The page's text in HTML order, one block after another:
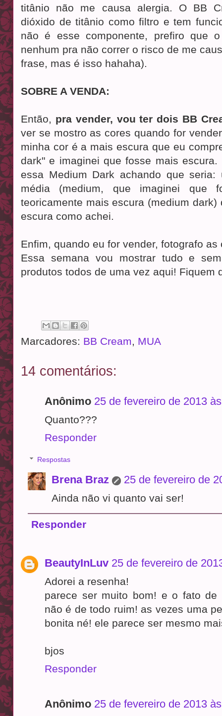
titânio não me causa alergia. O BB
dióxido de titânio como filtro e tem
não é esse componente, prefiro que
nenhum pra não correr o risco de me
frase, mas é isso hahaha).
SOBRE A VENDA:
Então, pra vender, vou ter dois BB
ver se mostro as cores quando for
minha cor é a mais escura que eu
dark" e imaginei que fosse mais
essa Medium Dark achando que seria:
média (medium, que imaginei que
teoricamente mais escura (medium
escura como achei.
Enfim, quando eu for vender, fotografo
Essa semana vou mostrar tudo e
produtos todos de uma vez aqui! Fiquem
Marcadores: BB Cream MUA
14 comentários:
Anônimo 25 de fevereiro de 2013
Quanto???
Responder
Respostas
Brena Braz 25 de fevereiro de
Ainda não vi quanto vai ser!
Responder
BeautyInLuv 25 de fevereiro de
Adorei a resenha!
parece ser muito bom! e o fato de
não é de todo ruim! as vezes uma
bonita né! ele parece ser mesmo
bjos
Responder
Anônimo 25 de fevereiro de 2013